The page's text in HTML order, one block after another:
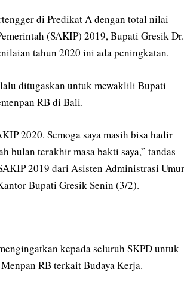
di Predikat A dengan total nilai
(SAKIP) 2019, Bupati Gresik Dr.
tahun 2020 ini ada peningkatan.
ditugaskan untuk mewaklili Bupati
RB di Bali.
2020. Semoga saya masih bisa hadir
bulan terakhir masa bakti saya,” tandas
2019 dari Asisten Administrasi
Bupati Gresik Senin (3/2).
kepada seluruh SKPD untuk
RB terkait Budaya Kerja.